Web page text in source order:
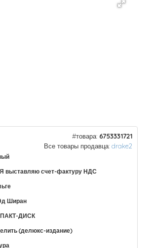
#товара: 6753331721
Все товары продавца: drake2
Я выставляю счет-фактуру НДС
Ширан
ДИСК
(делюкс-издание)